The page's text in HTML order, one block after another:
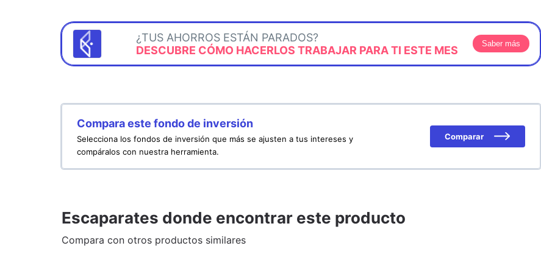
¿TUS AHORROS ESTÁN PARADOS?
DESCUBRE CÓMO HACERLOS TRABAJAR PARA TI ESTE MES
Saber más
Compara este fondo de inversión
Selecciona los fondos de inversión que más se ajusten a tus intereses y
compáralos con nuestra herramienta.
Comparar
Escaparates donde encontrar este producto
Compara con otros productos similares